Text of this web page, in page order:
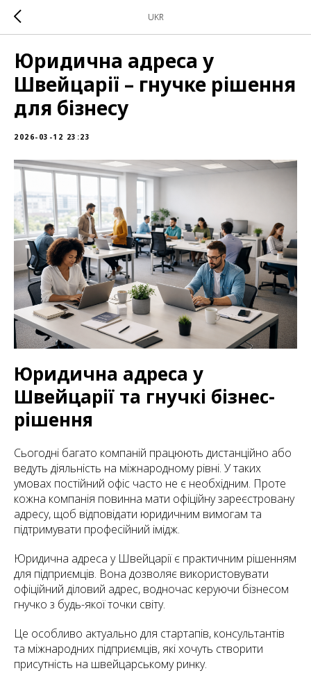
UKR
Юридична адреса у
Швейцарії – гнучке рішення
для бізнесу
2026-03-12 23:23
Юридична адреса у
Швейцарії та гнучкі бізнес-
рішення
Сьогодні багато компаній працюють дистанційно або
ведуть діяльність на міжнародному рівні. У таких
умовах постійний офіс часто не є необхідним. Проте
кожна компанія повинна мати офіційну зареєстровану
адресу, щоб відповідати юридичним вимогам та
підтримувати професійний імідж.
Юридична адреса у Швейцарії є практичним рішенням
для підприємців. Вона дозволяє використовувати
офіційний діловий адрес, водночас керуючи бізнесом
гнучко з будь-якої точки світу.
Це особливо актуально для стартапів, консультантів
та міжнародних підприємців, які хочуть створити
присутність на швейцарському ринку.